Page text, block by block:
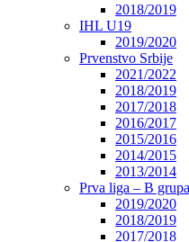
2018/2019
IHL U19
2019/2020
Prvenstvo Srbije
2021/2022
2018/2019
2017/2018
2016/2017
2015/2016
2014/2015
2013/2014
Prva liga – B grupa
2019/2020
2018/2019
2017/2018